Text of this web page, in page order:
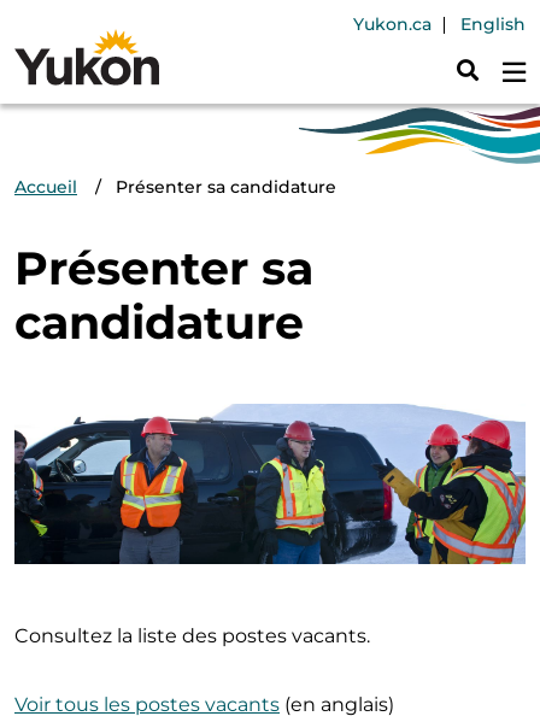
Aller au contenu principal
Header
Yukon.ca English
Fil d'Ariane
Accueil Présenter sa candidature
Présenter sa
candidature
Consultez la liste des postes vacants.
Voir tous les postes vacants (en anglais)